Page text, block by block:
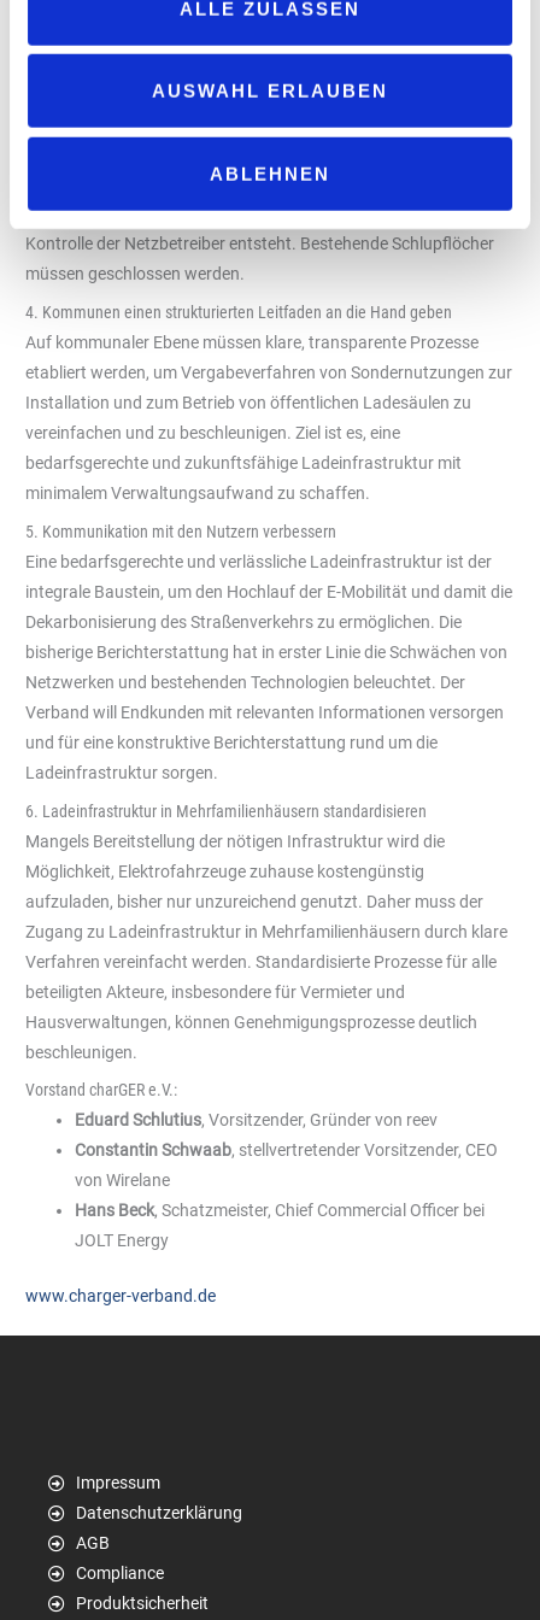
ALLE ZULASSEN
AUSWAHL ERLAUBEN
ABLEHNEN
3. Mit Entflechtung für fairen Wettbewerb sorgen
Um einen fairen Wettbewerb beim Ausbau der Ladeinfrastruktur
zu schaffen, muss die gesetzlich vorgeschriebene Trennung
umgesetzt werden. Der Verband plädiert dafür, die Entflechtung
wirksam durchzusetzen, damit Ladeinfrastruktur nicht unter
Kontrolle der Netzbetreiber entsteht. Bestehende Schlupflöcher
müssen geschlossen werden.
4. Kommunen einen strukturierten Leitfaden an die Hand geben
Auf kommunaler Ebene müssen klare, transparente Prozesse
etabliert werden, um Vergabeverfahren von Sondernutzungen zur
Installation und zum Betrieb von öffentlichen Ladesäulen zu
vereinfachen und zu beschleunigen. Ziel ist es, eine
bedarfsgerechte und zukunftsfähige Ladeinfrastruktur mit
minimalem Verwaltungsaufwand zu schaffen.
5. Kommunikation mit den Nutzern verbessern
Eine bedarfsgerechte und verlässliche Ladeinfrastruktur ist der
integrale Baustein, um den Hochlauf der E-Mobilität und damit die
Dekarbonisierung des Straßenverkehrs zu ermöglichen. Die
bisherige Berichterstattung hat in erster Linie die Schwächen von
Netzwerken und bestehenden Technologien beleuchtet. Der
Verband will Endkunden mit relevanten Informationen versorgen
und für eine konstruktive Berichterstattung rund um die
Ladeinfrastruktur sorgen.
6. Ladeinfrastruktur in Mehrfamilienhäusern standardisieren
Mangels Bereitstellung der nötigen Infrastruktur wird die
Möglichkeit, Elektrofahrzeuge zuhause kostengünstig
aufzuladen, bisher nur unzureichend genutzt. Daher muss der
Zugang zu Ladeinfrastruktur in Mehrfamilienhäusern durch klare
Verfahren vereinfacht werden. Standardisierte Prozesse für alle
beteiligten Akteure, insbesondere für Vermieter und
Hausverwaltungen, können Genehmigungsprozesse deutlich
beschleunigen.
Vorstand charGER e.V.:
Eduard Schlutius, Vorsitzender, Gründer von reev
Constantin Schwaab, stellvertretender Vorsitzender, CEO
von Wirelane
Hans Beck, Schatzmeister, Chief Commercial Officer bei
JOLT Energy
www.charger-verband.de
Impressum
Datenschutzerklärung
AGB
Compliance
Produktsicherheit